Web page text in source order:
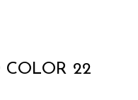
COLOR 22